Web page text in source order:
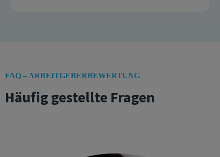
FAQ – ARBEITGEBERBEWERTUNG
Häufig gestellte Fragen